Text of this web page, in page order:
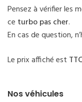
Pensez à vérifier les
ce turbo pas cher.
En cas de question,
Le prix affiché est TTC
Nos véhicules